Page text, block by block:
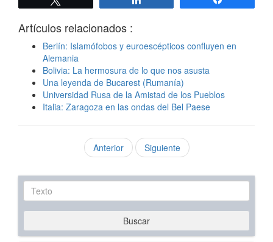
Artículos relacionados :
Berlín: Islamófobos y euroescépticos confluyen en
Alemania
Bolivia: La hermosura de lo que nos asusta
Una leyenda de Bucarest (Rumanía)
Universidad Rusa de la Amistad de los Pueblos
Italia: Zaragoza en las ondas del Bel Paese
Anterior Siguiente
Texto
Buscar